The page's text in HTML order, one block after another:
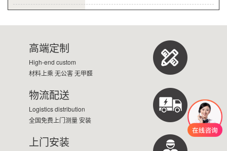
高端定制
High-end custom
材料上乘 无公害 无甲醛
物流配送
Logistics distribution
全国免费上门测量 安装
上门安装